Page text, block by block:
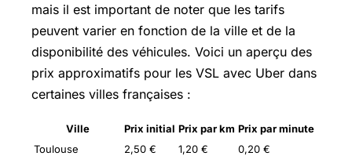
mais il est important de noter que les tarifs
peuvent varier en fonction de la ville et de la
disponibilité des véhicules. Voici un aperçu des
prix approximatifs pour les VSL avec Uber dans
certaines villes françaises :
Ville Prix initial Prix par km Prix par minute
Toulouse
2,50 € 1,20 €
0,20 €